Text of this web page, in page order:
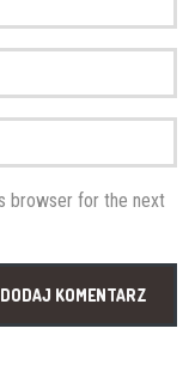
browser for the next